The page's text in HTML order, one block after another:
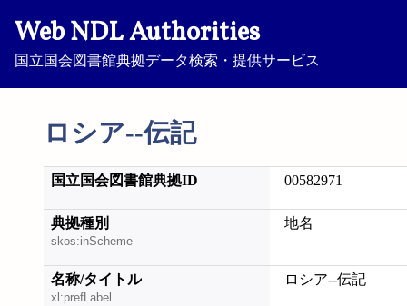
Web NDL Authorities
国立国会図書館典拠データ検索・提供サービス
ロシア--伝記
国立国会図書館典拠ID 00582971
典拠種別
skos:inScheme
地名
名称/タイトル
xl:prefLabel
ロシア--伝記